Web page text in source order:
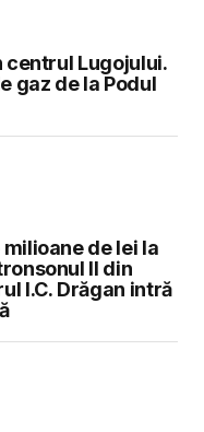
Lugojului.
gaz de la Podul
de lei la
II din
I.C. Drăgan intră